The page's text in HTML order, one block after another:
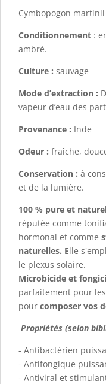
Cymbopogon martinii
Conditionnement :
ambré.
Culture : sauvage
Mode d’extraction :
vapeur d’eau des
Provenance : Inde
Odeur : fraîche,
Conservation : à
et de la lumière.
100 % pure et
réputée comme
hormonal et comme
naturelles. Elle
le plexus solaire.
Microbicide et
parfaitement pour les
pour composer vos
Propriétés (selon
- Antibactérien
- Antifongique
- Antiviral et